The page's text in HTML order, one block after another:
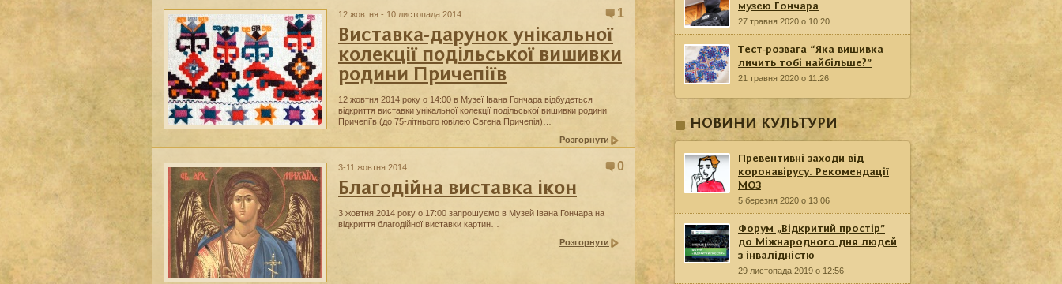
12 жовтня - 10 листопада 2014 1
Виставка-дарунок унікальної
колекції подільської вишивки
родини Причепіїв
12 жовтня 2014 року о 14:00 в Музеї Івана Гончара відбудеться
відкриття виставки унікальної колекції подільської вишивки родини
Причепіїв (до 75-літнього ювілею Євгена Причепія)…
Розгорнути
3-11 жовтня 2014 0
Благодійна виставка ікон
3 жовтня 2014 року о 17:00 запрошуємо в Музей Івана Гончара на
відкриття благодійної виставки картин…
Розгорнути
музею Гончара
27 травня 2020 о 10:20
Тест-розвага “Яка вишивка
личить тобі найбільше?”
21 травня 2020 о 11:26
НОВИНИ КУЛЬТУРИ
Превентивні заходи від
коронавірусу. Рекомендації
МОЗ
5 березня 2020 о 13:06
Форум „Відкритий простір”
до Міжнародного дня людей
з інвалідністю
29 листопада 2019 о 12:56